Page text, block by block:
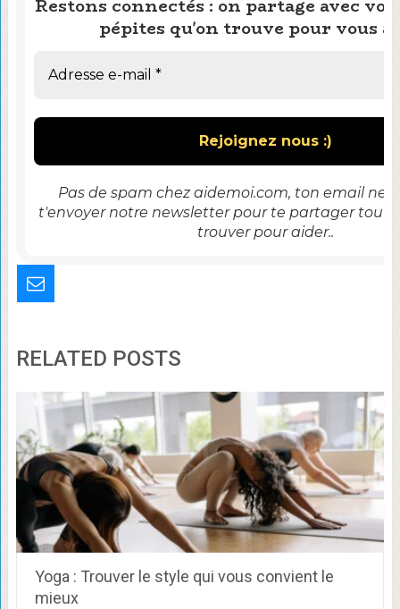
Restons connectés : on partage avec
pépites qu'on trouve pour vous
Pas de spam chez aidemoi.com, ton email ne
t'envoyer notre newsletter pour te partager tout
trouver pour aider..
RELATED POSTS
Yoga : Trouver le style qui vous convient le
mieux